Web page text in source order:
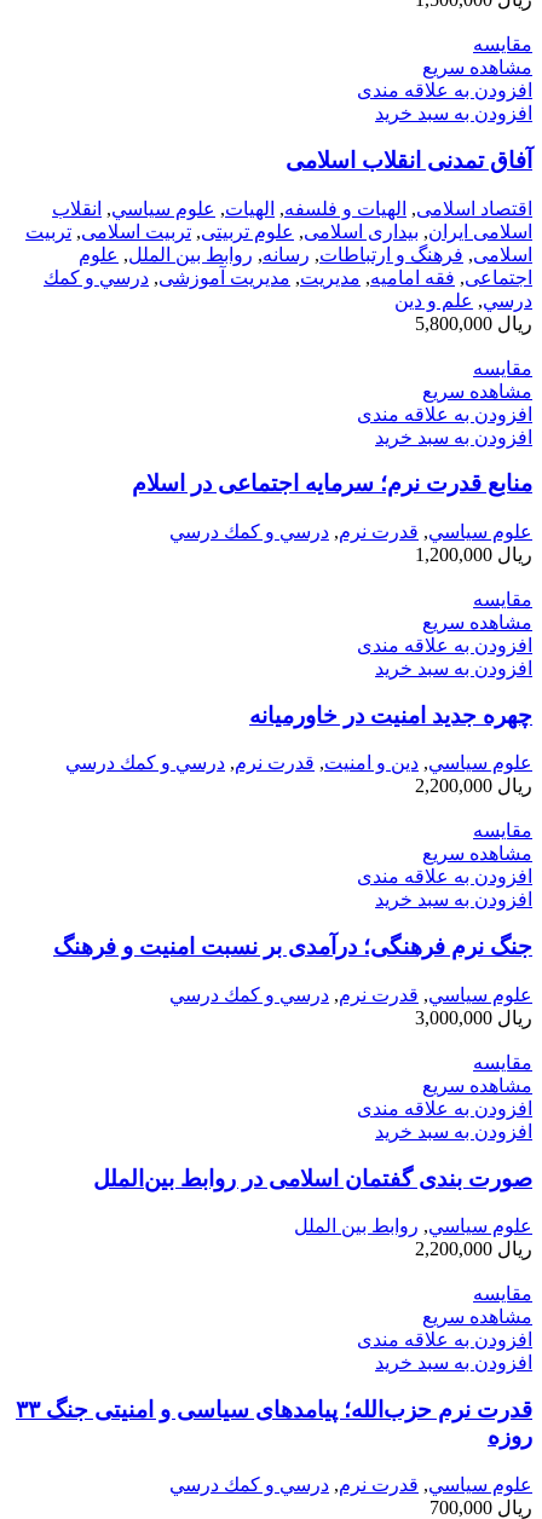
مقایسه
مشاهده سریع
افزودن به علاقه مندی
افزودن به سبد خرید
آفاق تمدنی انقلاب اسلامی
اقتصاد اسلامی, الهیات و فلسفه, الهيات, علوم سياسي, انقلاب
اسلامی ایران, بیداری اسلامی, علوم تربیتی, تربیت اسلامی, تربیت
اسلامی, فرهنگ و ارتباطات, رسانه, روابط بین الملل, علوم
اجتماعی, فقه امامیه, مديريت, مدیریت آموزشی, درسي و كمك
درسي, علم و دین
ریال
مقایسه
مشاهده سریع
افزودن به علاقه مندی
افزودن به سبد خرید
منابع قدرت نرم؛ سرمایه‌ اجتماعی در اسلام
علوم سياسي, قدرت نرم, درسي و كمك درسي
ریال
مقایسه
مشاهده سریع
افزودن به علاقه مندی
افزودن به سبد خرید
چهره جدید امنیت در خاورمیانه
علوم سياسي, دین و امنیت, قدرت نرم, درسي و كمك درسي
ریال
مقایسه
مشاهده سریع
افزودن به علاقه مندی
افزودن به سبد خرید
جنگ نرم فرهنگی؛ درآمدی بر نسبت امنیت و فرهنگ
علوم سياسي, قدرت نرم, درسي و كمك درسي
ریال
مقایسه
مشاهده سریع
افزودن به علاقه مندی
افزودن به سبد خرید
صورت بندی گفتمان اسلامی در روابط بین‌الملل
علوم سياسي, روابط بین الملل
ریال
مقایسه
مشاهده سریع
افزودن به علاقه مندی
افزودن به سبد خرید
قدرت نرم حزب‌الله؛ پیامدهای سیاسی و امنیتی جنگ ۳۳
روزه
علوم سياسي, قدرت نرم, درسي و كمك درسي
ریال